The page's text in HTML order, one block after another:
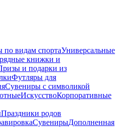
по видам спортаУниверсальные
книжки и
и подарки из
Футляры для
Сувениры с символикой
ИскусствоКорпоративные
Праздники родов
СувенирыДополненная